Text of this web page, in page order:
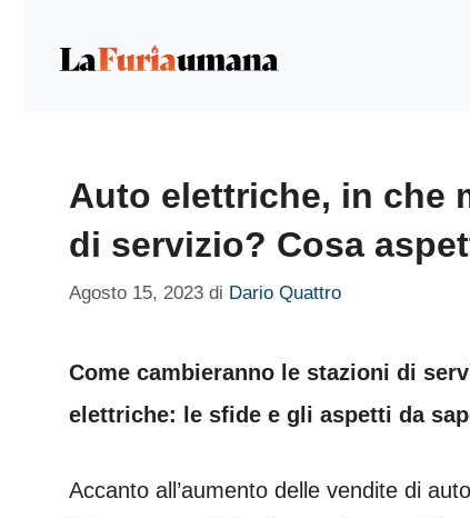
Auto elettriche, in che
di servizio? Cosa
Agosto 15, 2023 di Dario Quattro
Come cambieranno le stazioni di
elettriche: le sfide e gli aspetti da
Accanto all’aumento delle vendite di